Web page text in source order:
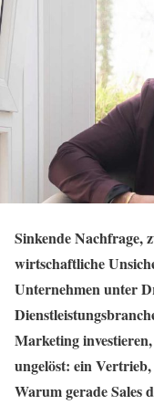
Sinkende Nachfrage,
wirtschaftliche
Unternehmen unter
Marketing
ungelöst: ein
Warum gerade Sales